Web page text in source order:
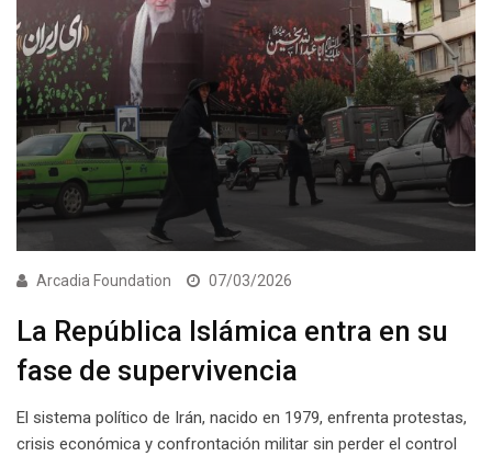
Arcadia Foundation 07/03/2026
La República Islámica entra en su
fase de supervivencia
El sistema político de Irán, nacido en 1979, enfrenta protestas,
crisis económica y confrontación militar sin perder el control